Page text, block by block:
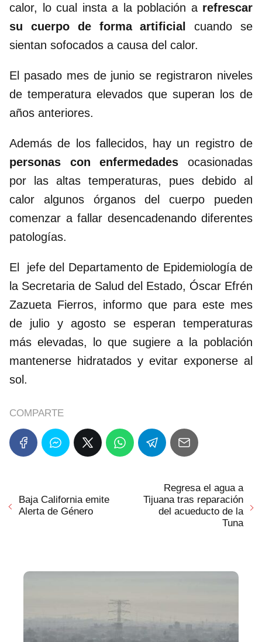
calor, lo cual insta a la población a refrescar
su cuerpo de forma artificial cuando se
sientan sofocados a causa del calor.
El pasado mes de junio se registraron niveles
de temperatura elevados que superan los de
años anteriores.
Además de los fallecidos, hay un registro de
personas con enfermedades ocasionadas
por las altas temperaturas, pues debido al
calor algunos órganos del cuerpo pueden
comenzar a fallar desencadenando diferentes
patologías.
El jefe del Departamento de Epidemiología de
la Secretaria de Salud del Estado, Óscar Efrén
Zazueta Fierros, informo que para este mes
de julio y agosto se esperan temperaturas
más elevadas, lo que sugiere a la población
mantenerse hidratados y evitar exponerse al
sol.
COMPARTE
Baja California emite
Alerta de Género
Regresa el agua a
Tijuana tras reparación
del acueducto de la
Tuna